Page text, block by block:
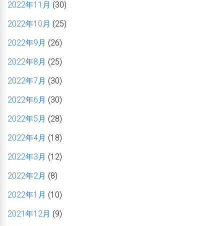
2022年11月 (30)
2022年10月 (25)
2022年9月 (26)
2022年8月 (25)
2022年7月 (30)
2022年6月 (30)
2022年5月 (28)
2022年4月 (18)
2022年3月 (12)
2022年2月 (8)
2022年1月 (10)
2021年12月 (9)